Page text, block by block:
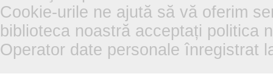
Cookie-urile ne ajută să vă oferim
biblioteca noastră acceptați politica
Operator date personale înregistrat